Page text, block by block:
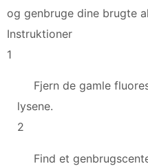
og genbruge dine brugte
Instruktioner
1
Fjern de gamle
lysene.
2
Find et